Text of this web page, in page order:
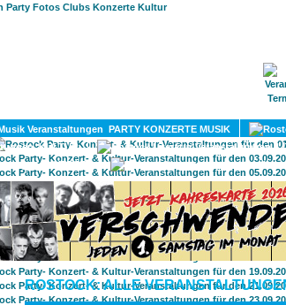
PARTY KONZERTE MUSIK
KULTUR
DIVERSES
ROSTOCK: ALLE